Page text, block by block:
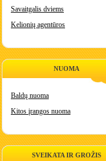
Savaitgalis dviems
Kelionių agentūros
NUOMA
Baldų nuoma
Kitos įrangos nuoma
SVEIKATA IR GROŽIS